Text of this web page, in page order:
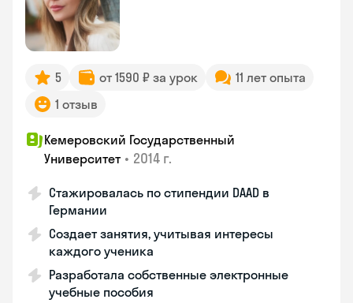
5 от 1590 ₽ за урок
11 лет опыта
1 отзыв
Кемеровский Государственный
Университет • 2014 г.
Стажировалась по стипендии DAAD в
Германии
Создает занятия, учитывая интересы
каждого ученика
Разработала собственные электронные
учебные пособия